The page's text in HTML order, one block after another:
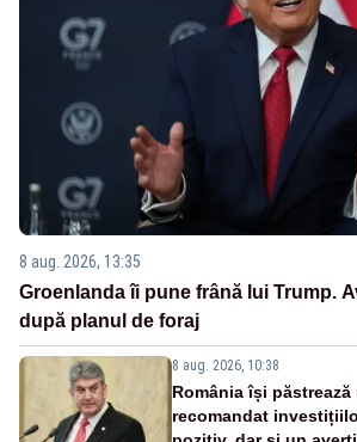
8 aug. 2026, 13:35
Groenlanda îi pune frână lui Trump.
după planul de foraj
8 aug. 2026, 10:38
România își
recomandat